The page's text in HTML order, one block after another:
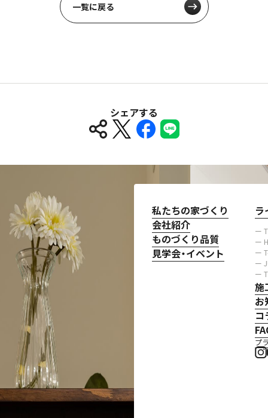
一覧に戻る
シェアする
私たちの家づくり
会社紹介
ものづくり品質
見学会・イベント
ラ
ー
ー
ー
ー
ー
施
お
コ
プ